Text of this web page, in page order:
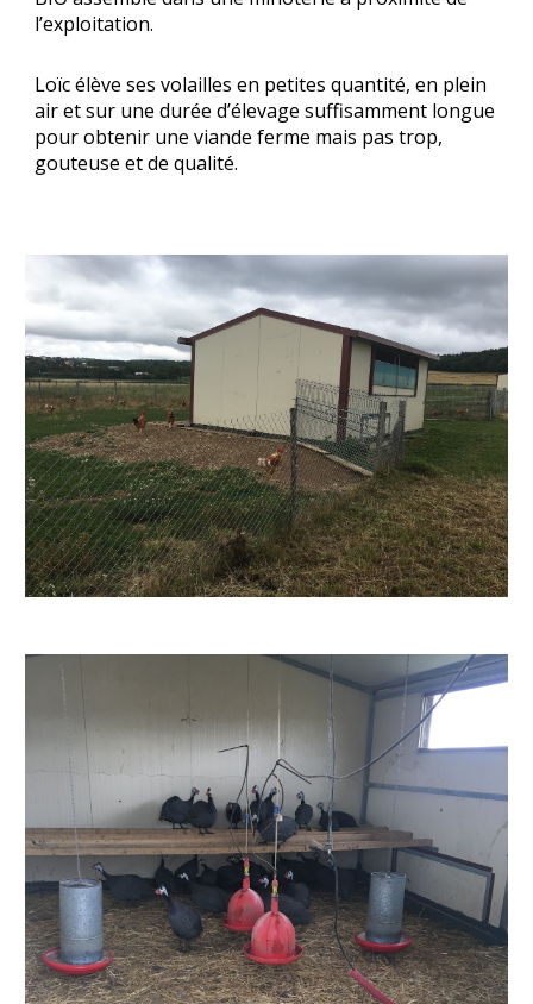
l’exploitation.
Loïc élève ses volailles en petites quantité, en plein
air et sur une durée d’élevage suffisamment longue
pour obtenir une viande ferme mais pas trop,
gouteuse et de qualité.